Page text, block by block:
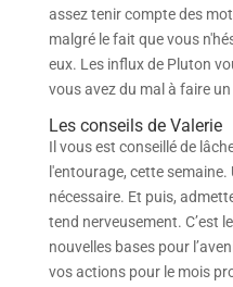
assez tenir compte des
malgré le fait que vous
eux. Les influx de Pluton
vous avez du mal à faire
Les conseils de Valerie
Il vous est conseillé de
l'entourage, cette
nécessaire. Et puis,
tend nerveusement. C’est
nouvelles bases pour
vos actions pour le mois